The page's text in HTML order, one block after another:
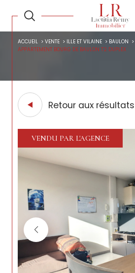
ACCUEIL VENTE ILLE ET VILAINE BAULON
APPARTEMENT BOURG DE BAULON T2 DUPLEX
Retour aux résultats
VENDU PAR L'AGENCE